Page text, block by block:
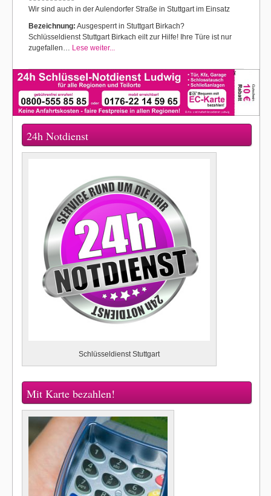
Wir sind auch in der Aulendorfer Straße in Stuttgart im Einsatz
Bezeichnung: Ausgesperrt in Stuttgart Birkach?
Schlüsseldienst Stuttgart Birkach eilt zur Hilfe! Ihre Türe ist nur
zugefallen… Lese weiter...
24h Notdienst
Schlüsseldienst Stuttgart
Mit Karte bezahlen!